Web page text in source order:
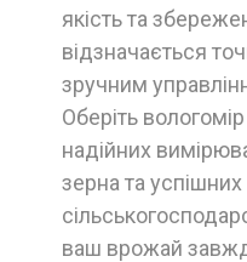
якість та
відзначається
зручним
Оберіть
надійних
зерна та успішних
ваш врожай